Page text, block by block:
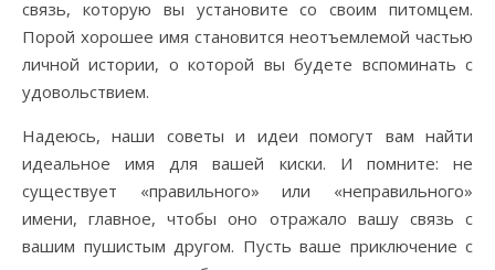
связь, которую вы установите со своим питомцем.
Порой хорошее имя становится неотъемлемой частью
личной истории, о которой вы будете вспоминать с
удовольствием.
Надеюсь, наши советы и идеи помогут вам найти
идеальное имя для вашей киски. И помните: не
существует «правильного» или «неправильного»
имени, главное, чтобы оно отражало вашу связь с
вашим пушистым другом. Пусть ваше приключение с